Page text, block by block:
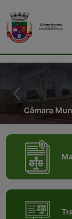
Previous
Câmara